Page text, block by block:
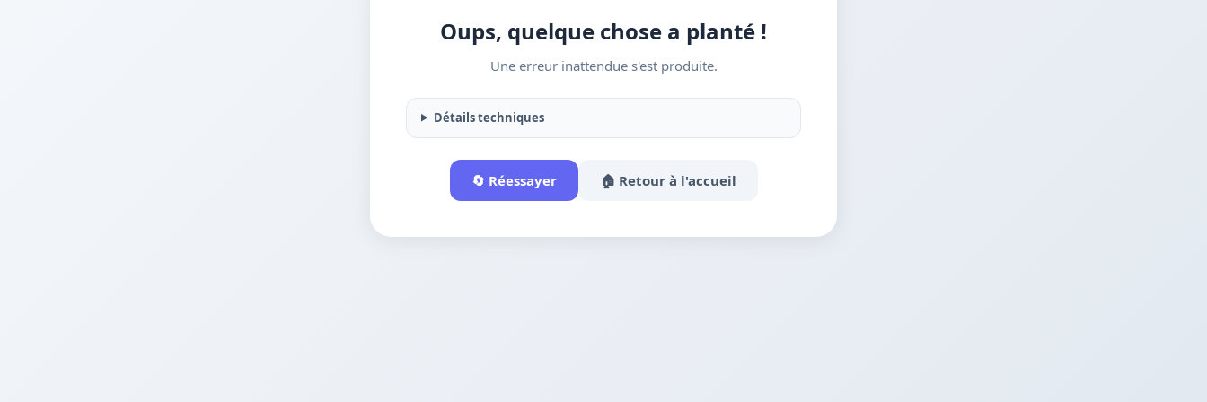
Oups, quelque chose a planté !
Une erreur inattendue s'est produite.
Détails techniques
🔄 Réessayer 🏠 Retour à l'accueil